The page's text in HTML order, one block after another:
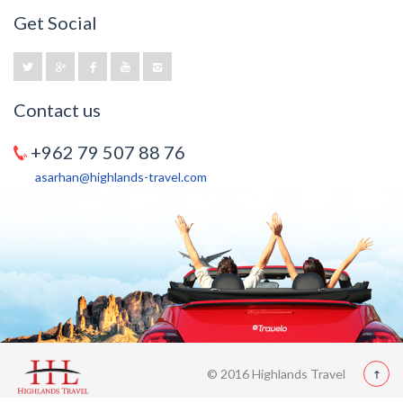
Get Social
Contact us
+962 79 507 88 76
asarhan@highlands-travel.com
© 2016 Highlands Travel